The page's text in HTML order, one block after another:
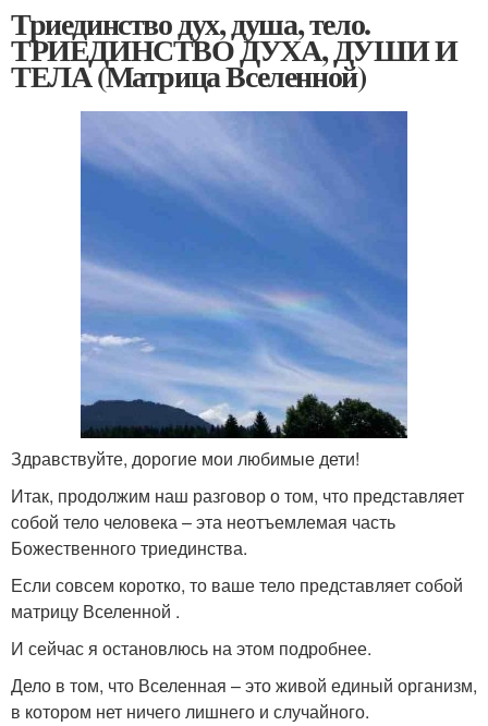
Триединство дух, душа, тело.
ТРИЕДИНСТВО ДУХА, ДУШИ И
ТЕЛА (Матрица Вселенной)
Здравствуйте, дорогие мои любимые дети!
Итак, продолжим наш разговор о том, что представляет
собой тело человека – эта неотъемлемая часть
Божественного триединства.
Если совсем коротко, то ваше тело представляет собой
матрицу Вселенной .
И сейчас я остановлюсь на этом подробнее.
Дело в том, что Вселенная – это живой единый организм,
в котором нет ничего лишнего и случайного.